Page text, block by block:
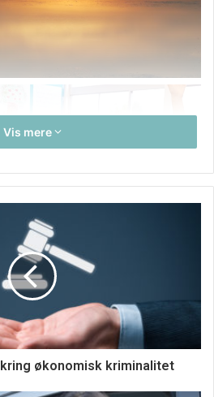
det gælder bare om at få det
alt andet er spild af tid og liv.
for de fleste af os, så er der
Vis mere
økonomisk kriminalitet